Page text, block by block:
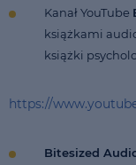
Kanał YouTube
książkami
książki
https://
Bitesized